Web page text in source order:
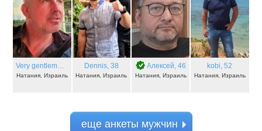
Very gentleman
Натания, Израиль
Dennis, 38
Натания, Израиль
Алексей, 46
Натания, Израиль
kobi, 52
Натания, Израиль
еще анкеты мужчин